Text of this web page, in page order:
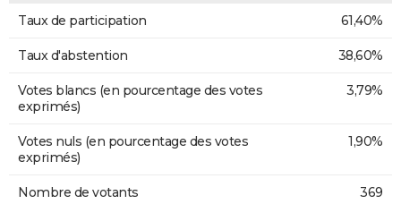
Taux de participation 61,40%
Taux d'abstention 38,60%
Votes blancs (en pourcentage des votes
exprimés)
3,79%
Votes nuls (en pourcentage des votes
exprimés)
1,90%
Nombre de votants 369